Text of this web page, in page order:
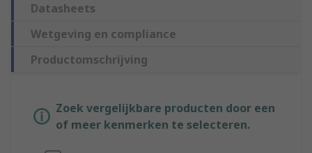
Datasheets
Wetgeving en compliance
Productomschrijving
Zoek vergelijkbare producten door een
of meer kenmerken te selecteren.